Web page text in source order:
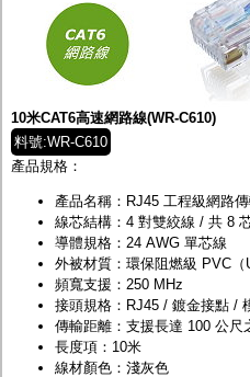
投光設備
防護罩及支架
多路攝影機單軸傳輸
監聽器.麥克風
網路設備
視訊轉換設備
雙絞線傳輸器
雜訊改善器
分配放大器
網路線用水晶頭
網路線
懶人線.同軸線.花線
線頭.插座.延長線.HDMI線
集線盒.防水盒.配線盒
變壓器.避雷器
轉接頭
偽裝嚇阻假監視器. 警示防盜貼紙
行車紀錄器.車用插座配件
10米CAT6高速網路線(WR-C610)
料號:WR-C610
產品規格：
產品名稱：RJ45 工程級網路
線芯結構：4 對雙絞線 / 共 8
導體規格：24 AWG 單芯線
外被材質：環保阻燃級 PVC（
頻寬支援：250 MHz
接頭規格：RJ45 / 鍍金接點 /
傳輸距離：支援長達 100 公尺
長度項：10米
線材顏色：淺灰色